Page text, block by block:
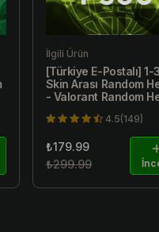
İlgili Ürün
[Türkiye E-Postalı] 1-
Skin Arası Random
- Valorant Random
4.5(149)
₺179.99
₺299.99